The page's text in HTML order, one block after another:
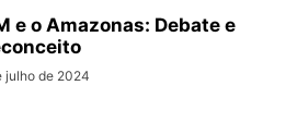
e o Amazonas: Debate e
julho de 2024